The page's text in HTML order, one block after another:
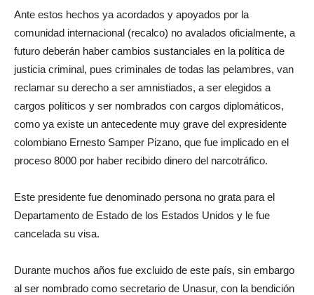
Ante estos hechos ya acordados y apoyados por la
comunidad internacional (recalco) no avalados oficialmente, a
futuro deberán haber cambios sustanciales en la política de
justicia criminal, pues criminales de todas las pelambres, van
reclamar su derecho a ser amnistiados, a ser elegidos a
cargos políticos y ser nombrados con cargos diplomáticos,
como ya existe un antecedente muy grave del expresidente
colombiano Ernesto Samper Pizano, que fue implicado en el
proceso 8000 por haber recibido dinero del narcotráfico.
Este presidente fue denominado persona no grata para el
Departamento de Estado de los Estados Unidos y le fue
cancelada su visa.
Durante muchos años fue excluido de este país, sin embargo
al ser nombrado como secretario de Unasur, con la bendición